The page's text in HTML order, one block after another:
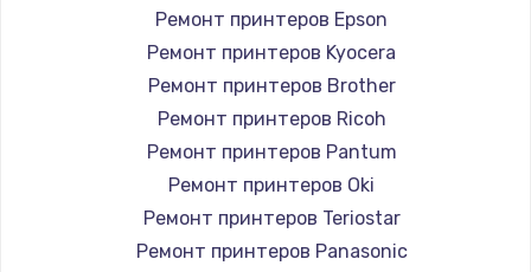
Ремонт принтеров Epson
Ремонт принтеров Kyocera
Ремонт принтеров Brother
Ремонт принтеров Ricoh
Ремонт принтеров Pantum
Ремонт принтеров Oki
Ремонт принтеров Teriostar
Ремонт принтеров Panasonic